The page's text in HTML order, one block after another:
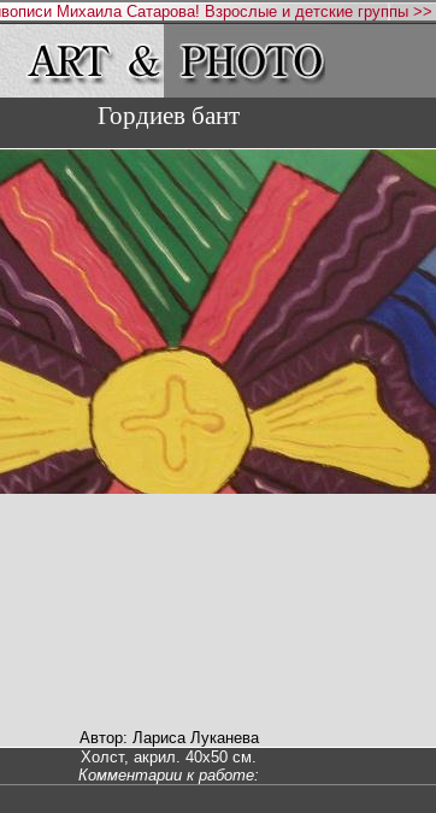
Михаила Сатарова! Взрослые и детские группы >>
Гордиев бант
Автор: Лариса Луканева
Холст, акрил. 40х50 см.
Комментарии к работе: